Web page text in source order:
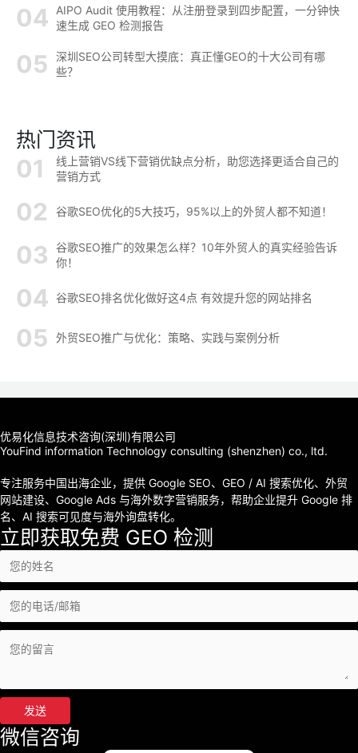
AIPO Audit 使用教程：从注册登录到四步配置，一分钟快
速生成 GEO 检测报告
深圳SEO公司转型大摸底：真正懂GEO的十大公司有哪
些？
热门资讯
线上营销VS线下营销优缺点分析，助您选择更适合自己的
营销方式
谷歌SEO优化的5大技巧，95%以上的外贸人都不知道！
谷歌SEO推广的效果怎么样？10年外贸人的真实经验告诉
你！
谷歌SEO排名优化做好这4点 有效提升您的网站排名
外贸SEO推广与优化：策略、实践与案例分析
优易化信息技术咨询(深圳)有限公司
YouFind information Technology consulting (shenzhen) co., ltd.
专注服务中国出海企业，提供 Google SEO、GEO / AI 搜索优化、外贸
网站建设、Google Ads 与海外数字营销服务，帮助企业提升 Google 排
名、AI 搜索可见度与海外询盘转化。
立即获取免费 GEO 检测
发送
微信咨询